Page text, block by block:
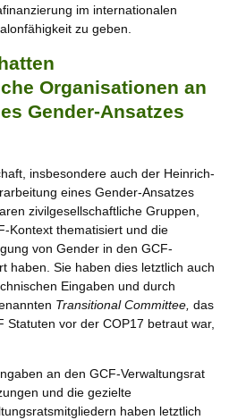
im internationalen
zu geben.
Organisationen an
Gender-Ansatzes
insbesondere auch der Heinrich-
eines Gender-Ansatzes
zivilgesellschaftliche Gruppen,
Kontext thematisiert und die
von Gender in den GCF-
haben. Sie haben dies letztlich auch
Eingaben und durch
Transitional Committee, das
Statuten vor der COP17 betraut war,
an den GCF-Verwaltungsrat
und die gezielte
haben letztlich